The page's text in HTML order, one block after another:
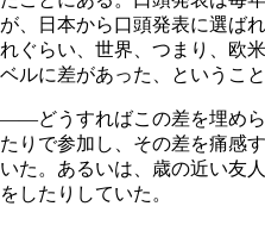
が、日本から口頭発表に選ば
れぐらい、世界、つまり、欧
ベルに差があった、ということ
――どうすればこの差を埋め
たりで参加し、その差を痛感
いた。あるいは、歳の近い友
をしたりしていた。